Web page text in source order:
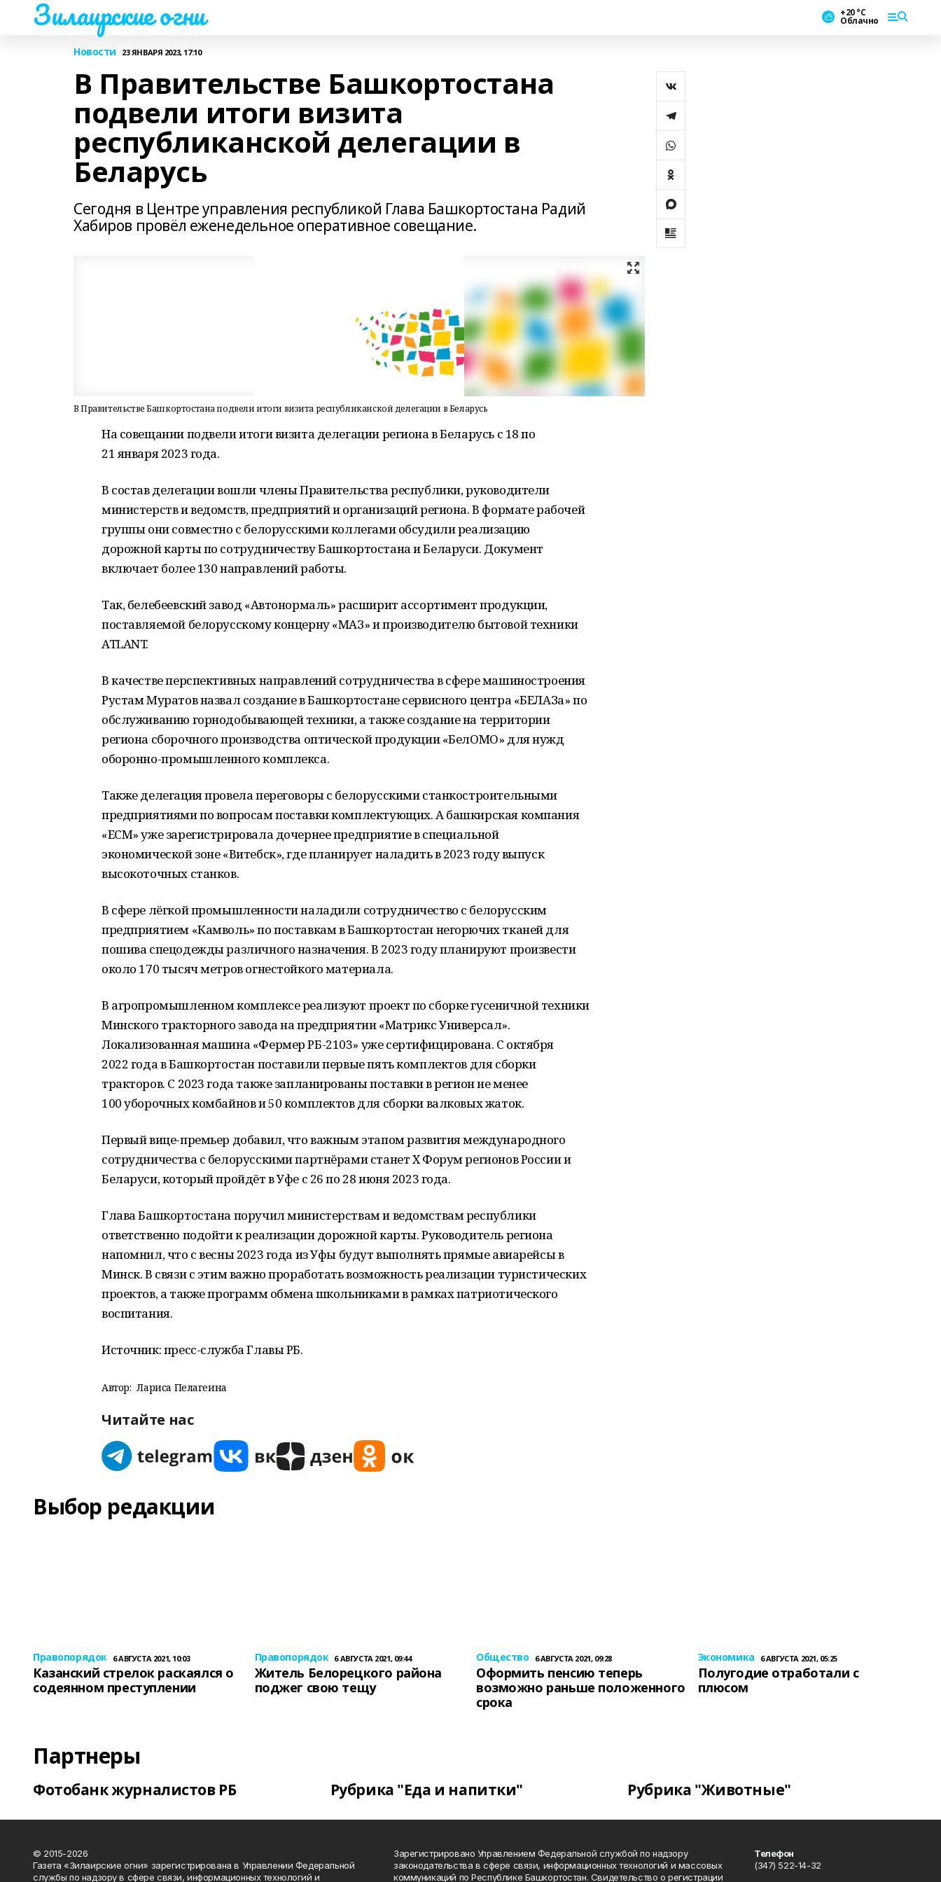
Зилаирские огни +20 °С
Облачно
Новости 23 ЯНВАРЯ 2023, 17:10
В Правительстве Башкортостана
подвели итоги визита
республиканской делегации в
Беларусь
Сегодня в Центре управления республикой Глава Башкортостана Радий
Хабиров провёл еженедельное оперативное совещание.
В Правительстве Башкортостана подвели итоги визита республиканской делегации в Беларусь
На совещании подвели итоги визита делегации региона в Беларусь с 18 по
21 января 2023 года.
В состав делегации вошли члены Правительства республики, руководители
министерств и ведомств, предприятий и организаций региона. В формате рабочей
группы они совместно с белорусскими коллегами обсудили реализацию
дорожной карты по сотрудничеству Башкортостана и Беларуси. Документ
включает более 130 направлений работы.
Так, белебеевский завод «Автонормаль» расширит ассортимент продукции,
поставляемой белорусскому концерну «МАЗ» и производителю бытовой техники
ATLANT.
В качестве перспективных направлений сотрудничества в сфере машиностроения
Рустам Муратов назвал создание в Башкортостане сервисного центра «БЕЛАЗа» по
обслуживанию горнодобывающей техники, а также создание на территории
региона сборочного производства оптической продукции «БелОМО» для нужд
оборонно-промышленного комплекса.
Также делегация провела переговоры с белорусскими станкостроительными
предприятиями по вопросам поставки комплектующих. А башкирская компания
«ЕСМ» уже зарегистрировала дочернее предприятие в специальной
экономической зоне «Витебск», где планирует наладить в 2023 году выпуск
высокоточных станков.
В сфере лёгкой промышленности наладили сотрудничество с белорусским
предприятием «Камволь» по поставкам в Башкортостан негорючих тканей для
пошива спецодежды различного назначения. В 2023 году планируют произвести
около 170 тысяч метров огнестойкого материала.
В агропромышленном комплексе реализуют проект по сборке гусеничной техники
Минского тракторного завода на предприятии «Матрикс Универсал».
Локализованная машина «Фермер РБ-2103» уже сертифицирована. С октября
2022 года в Башкортостан поставили первые пять комплектов для сборки
тракторов. С 2023 года также запланированы поставки в регион не менее
100 уборочных комбайнов и 50 комплектов для сборки валковых жаток.
Первый вице-премьер добавил, что важным этапом развития международного
сотрудничества с белорусскими партнёрами станет X Форум регионов России и
Беларуси, который пройдёт в Уфе с 26 по 28 июня 2023 года.
Глава Башкортостана поручил министерствам и ведомствам республики
ответственно подойти к реализации дорожной карты. Руководитель региона
напомнил, что с весны 2023 года из Уфы будут выполнять прямые авиарейсы в
Минск. В связи с этим важно проработать возможность реализации туристических
проектов, а также программ обмена школьниками в рамках патриотического
воспитания.
Источник: пресс-служба Главы РБ.
Автор: Лариса Пелагеина
Читайте нас
Выбор редакции
Правопорядок 6 АВГУСТА 2021, 10:03
Казанский стрелок раскаялся о
содеянном преступлении
Правопорядок 6 АВГУСТА 2021, 09:44
Житель Белорецкого района
поджег свою тещу
Общество 6 АВГУСТА 2021, 09:28
Оформить пенсию теперь
возможно раньше положенного
срока
Экономика 6 АВГУСТА 2021, 05:25
Полугодие отработали с
плюсом
Партнеры
Фотобанк журналистов РБ Рубрика "Еда и напитки" Рубрика "Животные"
© 2015-2026
Газета «Зилаирские огни» зарегистрирована в Управлении Федеральной
службы по надзору в сфере связи, информационных технологий и
Зарегистрировано Управлением Федеральной службой по надзору
законодательства в сфере связи, информационных технологий и массовых
коммуникаций по Республике Башкортостан. Свидетельство о регистрации
Телефон
(347) 522-14-32